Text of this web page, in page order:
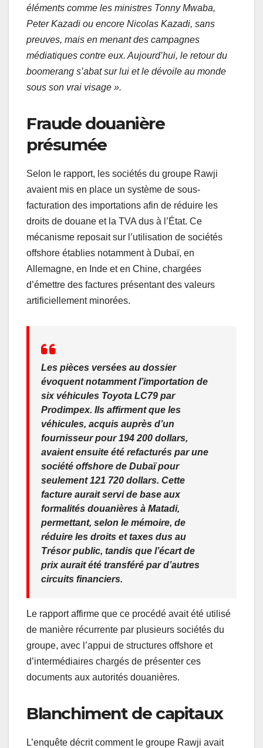
éléments comme les ministres Tonny Mwaba,
Peter Kazadi ou encore Nicolas Kazadi, sans
preuves, mais en menant des campagnes
médiatiques contre eux. Aujourd’hui, le retour du
boomerang s’abat sur lui et le dévoile au monde
sous son vrai visage ».
Fraude douanière
présumée
Selon le rapport, les sociétés du groupe Rawji
avaient mis en place un système de sous-
facturation des importations afin de réduire les
droits de douane et la TVA dus à l’État. Ce
mécanisme reposait sur l’utilisation de sociétés
offshore établies notamment à Dubaï, en
Allemagne, en Inde et en Chine, chargées
d’émettre des factures présentant des valeurs
artificiellement minorées.
Les pièces versées au dossier
évoquent notamment l’importation de
six véhicules Toyota LC79 par
Prodimpex. Ils affirment que les
véhicules, acquis auprès d’un
fournisseur pour 194 200 dollars,
avaient ensuite été refacturés par une
société offshore de Dubaï pour
seulement 121 720 dollars. Cette
facture aurait servi de base aux
formalités douanières à Matadi,
permettant, selon le mémoire, de
réduire les droits et taxes dus au
Trésor public, tandis que l’écart de
prix aurait été transféré par d’autres
circuits financiers.
Le rapport affirme que ce procédé avait été utilisé
de manière récurrente par plusieurs sociétés du
groupe, avec l’appui de structures offshore et
d’intermédiaires chargés de présenter ces
documents aux autorités douanières.
Blanchiment de capitaux
L’enquête décrit comment le groupe Rawji avait